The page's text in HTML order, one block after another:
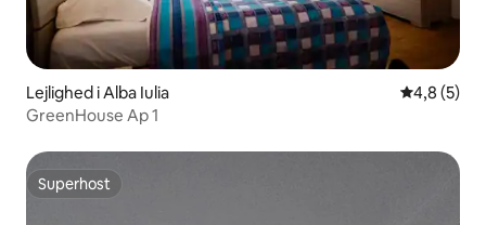
Lejlighed i Alba Iulia 4,8 ud af 5
4,8 (5)
GreenHouse Ap 1
Superhost
Superhost